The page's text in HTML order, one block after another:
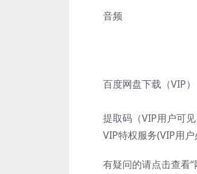
音频
百度网盘下载（VIP）
提取码（VIP用户可
VIP特权服务(VIP用户
有疑问的请点击查看“